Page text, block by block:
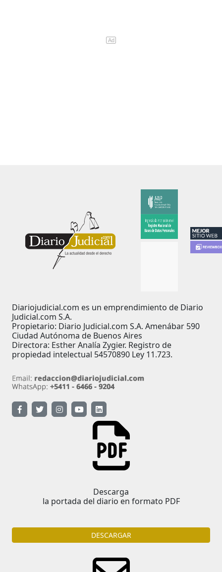
Diariojudicial.com es un emprendimiento de Diario
Judicial.com S.A.
Propietario: Diario Judicial.com S.A. Amenábar 590
Ciudad Autónoma de Buenos Aires
Directora: Esther Analía Zygier. Registro de
propiedad intelectual 54570890 Ley 11.723.
Descarga
la portada del diario en formato PDF
DESCARGAR